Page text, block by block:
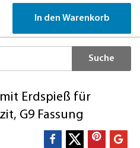
Suche
Erdspieß für
G9 Fassung
In den Warenkorb